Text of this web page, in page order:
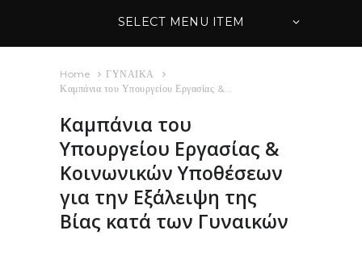
SELECT MENU ITEM
Home
ΓΥΝΑΙΚΑ
Καμπάνια του Υπουργείου Εργασίας &...
Καμπάνια του
Υπουργείου Εργασίας &
Κοινωνικών Υποθέσεων
για την Εξάλειψη της
Βίας κατά των Γυναικών